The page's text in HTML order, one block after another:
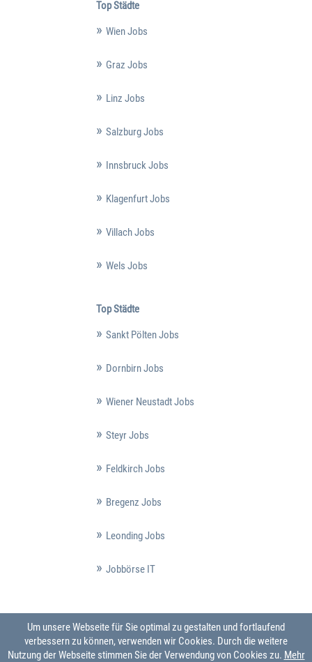
Top Städte
Wien Jobs
Graz Jobs
Linz Jobs
Salzburg Jobs
Innsbruck Jobs
Klagenfurt Jobs
Villach Jobs
Wels Jobs
Top Städte
Sankt Pölten Jobs
Dornbirn Jobs
Wiener Neustadt Jobs
Steyr Jobs
Feldkirch Jobs
Bregenz Jobs
Leonding Jobs
Jobbörse IT
Um unsere Webseite für Sie optimal zu gestalten und fortlaufend
verbessern zu können, verwenden wir Cookies. Durch die weitere
Nutzung der Webseite stimmen Sie der Verwendung von Cookies zu. Mehr